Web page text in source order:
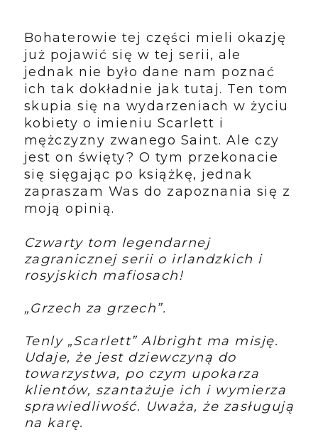
Bohaterowie tej części mieli okazję
już pojawić się w tej serii, ale
jednak nie było dane nam poznać
ich tak dokładnie jak tutaj. Ten tom
skupia się na wydarzeniach w życiu
kobiety o imieniu Scarlett i
mężczyzny zwanego Saint. Ale czy
jest on święty? O tym przekonacie
się sięgając po książkę, jednak
zapraszam Was do zapoznania się z
moją opinią.
Czwarty tom legendarnej
zagranicznej serii o irlandzkich i
rosyjskich mafiosach!
„Grzech za grzech”.
Tenly „Scarlett” Albright ma misję.
Udaje, że jest dziewczyną do
towarzystwa, po czym upokarza
klientów, szantażuje ich i wymierza
sprawiedliwość. Uważa, że zasługują
na karę.